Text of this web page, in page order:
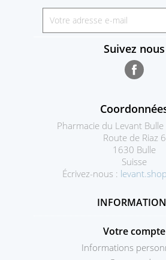
Suivez nous
Pharmacie du Levant
Route de Riaz 6
1630 Bulle
Suisse
Écrivez-nous :
Votre compte
Informations